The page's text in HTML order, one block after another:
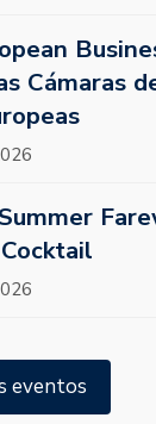
Cámaras
eventos